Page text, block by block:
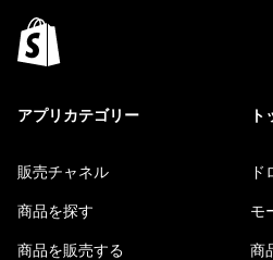
アプリカテゴリー
販売チャネル
商品を探す
商品を販売する
モ
商